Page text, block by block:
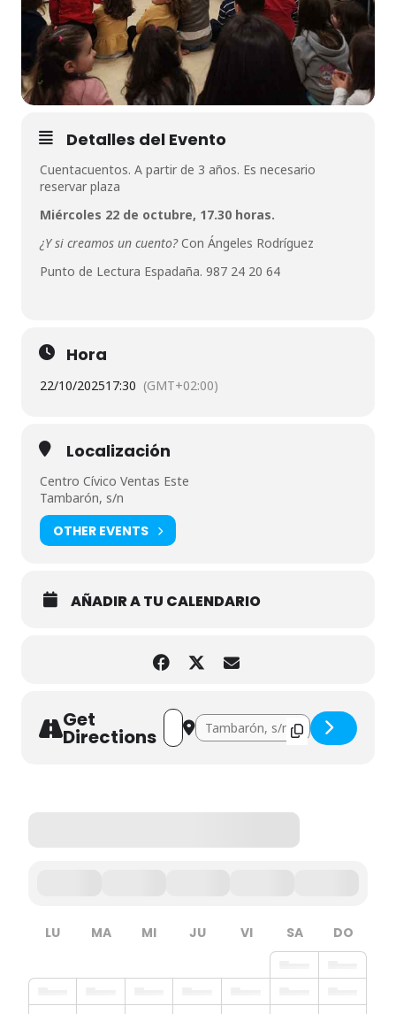
Detalles del Evento
Cuentacuentos. A partir de 3 años. Es necesario
reservar plaza
Miércoles 22 de octubre, 17.30 horas.
¿Y si creamos un cuento?Con Ángeles Rodríguez
Punto de Lectura Espadaña. 987 24 20 64
Hora
22/10/202517:30 (GMT+02:00)
Localización
Centro Cívico Ventas Este
Tambarón, s/n
OTHER EVENTS
AÑADIR A TU CALENDARIO
Get
Directions
Address - Cuentacuentos: ¿Y si
Destination Address -
LU MA MI JU VI SA DO